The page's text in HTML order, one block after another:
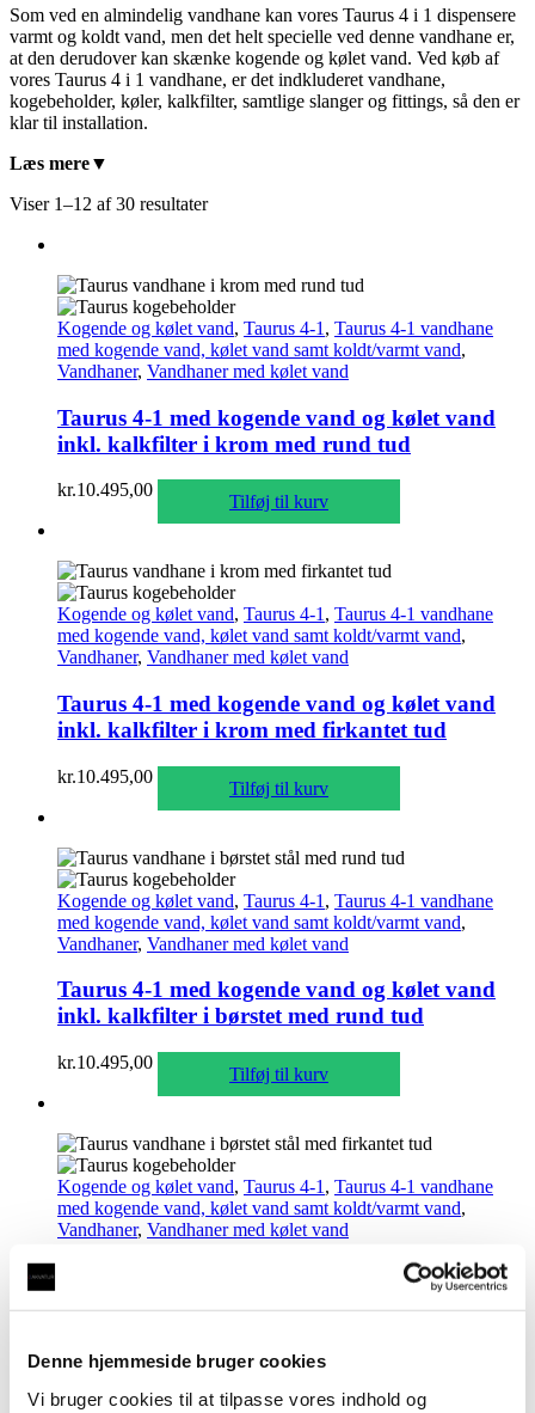
Denne hjemmeside bruger cookies
Vi bruger cookies til at tilpasse vores indhold og
Som ved en almindelig vandhane kan vores Taurus 4 i 1 dispensere
varmt og koldt vand, men det helt specielle ved denne vandhane er,
at den derudover kan skænke kogende og kølet vand. Ved køb af
vores Taurus 4 i 1 vandhane, er det indkluderet vandhane,
kogebeholder, køler, kalkfilter, samtlige slanger og fittings, så den er
klar til installation.
Læs mere
Viser 1–12 af 30 resultater
Kogende og kølet vand, Taurus 4-1 , Taurus 4-1 vandhane
med kogende vand, kølet vand samt koldt/varmt vand,
Vandhaner, Vandhaner med kølet vand
Taurus 4-1 med kogende vand og kølet vand
inkl. kalkfilter i krom med rund tud
kr.10.495,00
Tilføj til kurv
Kogende og kølet vand, Taurus 4-1 , Taurus 4-1 vandhane
med kogende vand, kølet vand samt koldt/varmt vand,
Vandhaner, Vandhaner med kølet vand
Taurus 4-1 med kogende vand og kølet vand
inkl. kalkfilter i krom med firkantet tud
kr.10.495,00
Tilføj til kurv
Kogende og kølet vand, Taurus 4-1 , Taurus 4-1 vandhane
med kogende vand, kølet vand samt koldt/varmt vand,
Vandhaner, Vandhaner med kølet vand
Taurus 4-1 med kogende vand og kølet vand
inkl. kalkfilter i børstet med rund tud
kr.10.495,00
Tilføj til kurv
Kogende og kølet vand, Taurus 4-1 , Taurus 4-1 vandhane
med kogende vand, kølet vand samt koldt/varmt vand,
Vandhaner, Vandhaner med kølet vand
Taurus 4-1 med kogende vand og kølet vand
Tilføj til kurv